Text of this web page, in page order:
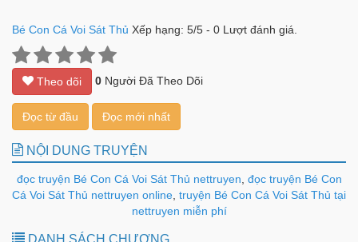
Bé Con Cá Voi Sát Thủ Xếp hạng: 5/5 - 0 Lượt đánh giá.
Theo dõi 0 Người Đã Theo Dõi
Đọc từ đầu Đọc mới nhất
NỘI DUNG TRUYỆN
đọc truyện Bé Con Cá Voi Sát Thủ nettruyen đọc truyện Bé Con
Cá Voi Sát Thủ nettruyen online truyện Bé Con Cá Voi Sát Thủ tại
nettruyen miễn phí
DANH SÁCH CHƯƠNG